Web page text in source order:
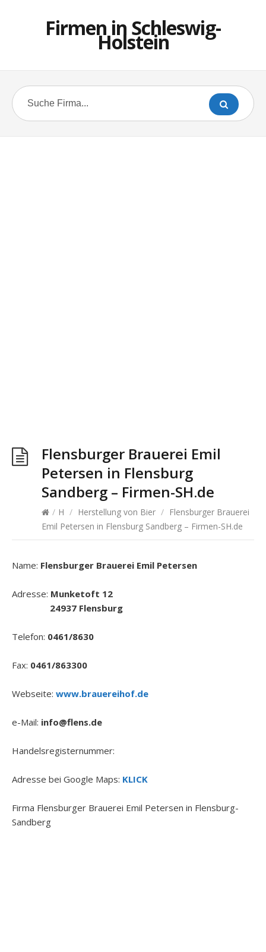
Firmen in Schleswig-
Holstein
Flensburger Brauerei Emil
Petersen in Flensburg
Sandberg – Firmen-SH.de
/ H / Herstellung von Bier / Flensburger Brauerei
Emil Petersen in Flensburg Sandberg – Firmen-SH.de
Name: Flensburger Brauerei Emil Petersen
Adresse: Munketoft 12
24937 Flensburg
Telefon: 0461/8630
Fax: 0461/863300
Webseite: www.brauereihof.de
e-Mail: info@flens.de
Handelsregisternummer:
Adresse bei Google Maps: KLICK
Firma Flensburger Brauerei Emil Petersen in Flensburg-
Sandberg